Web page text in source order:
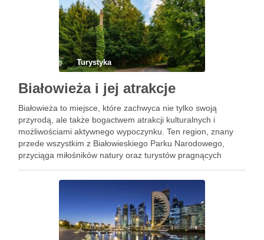
Turystyka
Białowieża i jej atrakcje
Białowieża to miejsce, które zachwyca nie tylko swoją
przyrodą, ale także bogactwem atrakcji kulturalnych i
możliwościami aktywnego wypoczynku. Ten region, znany
przede wszystkim z Białowieskiego Parku Narodowego,
przyciąga miłośników natury oraz turystów pragnących
różnorodne wydarzenia kulturalne, które odbywają się przez